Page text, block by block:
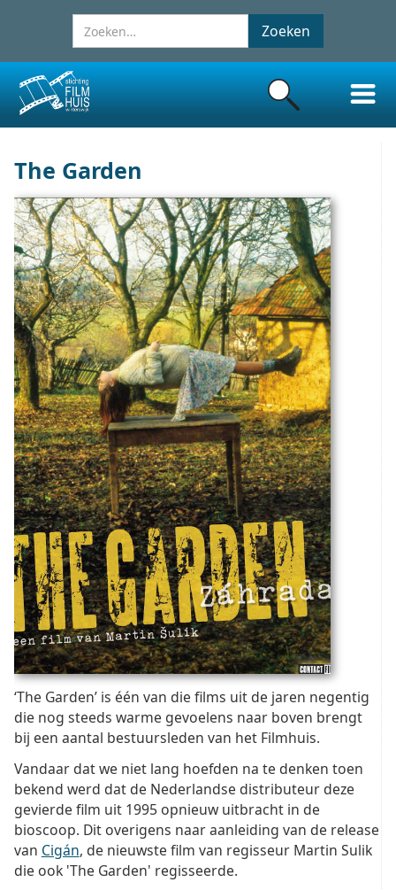
The Garden
‘The Garden’ is één van die films uit de jaren negentig
die nog steeds warme gevoelens naar boven brengt
bij een aantal bestuursleden van het Filmhuis.
Vandaar dat we niet lang hoefden na te denken toen
bekend werd dat de Nederlandse distributeur deze
gevierde film uit 1995 opnieuw uitbracht in de
bioscoop. Dit overigens naar aanleiding van de release
van Cigán, de nieuwste film van regisseur Martin Sulik
die ook 'The Garden' regisseerde.